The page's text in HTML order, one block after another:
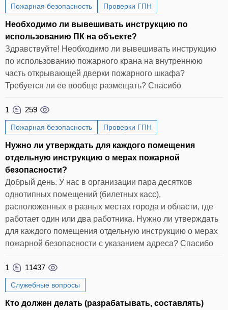
Пожарная безопасность Проверки ГПН
Необходимо ли вывешивать инструкцию по
использованию ПК на объекте?
Здравствуйте! Необходимо ли вывешивать инструкцию
по использованию пожарного крана на внутреннюю
часть открывающей дверки пожарного шкафа?
Требуется ли ее вообще размещать? Спасибо
1 259
Пожарная безопасность Проверки ГПН
Нужно ли утверждать для каждого помещения
отдельную инструкцию о мерах пожарной
безопасности?
Добрый день. У нас в организации пара десятков
однотипных помещений (билетных касс),
расположенных в разных местах города и области, где
работает один или два работника. Нужно ли утверждать
для каждого помещения отдельную инструкцию о мерах
пожарной безопасности с указанием адреса? Спасибо
1 11437
Служебные вопросы
Кто должен делать (разрабатывать, составлять)